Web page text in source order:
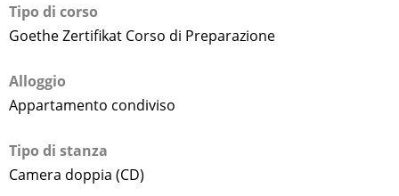
Tipo di corso
Goethe Zertifikat Corso di Preparazione
Alloggio
Appartamento condiviso
Tipo di stanza
Camera doppia (CD)